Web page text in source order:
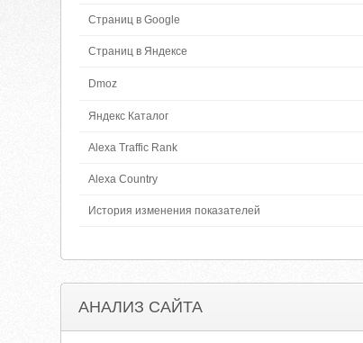
Страниц в Google
Страниц в Яндексе
Dmoz
Яндекс Каталог
Alexa Traffic Rank
Alexa Country
История изменения показателей
АНАЛИЗ САЙТА